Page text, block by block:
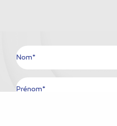
Nom*
Prénom*